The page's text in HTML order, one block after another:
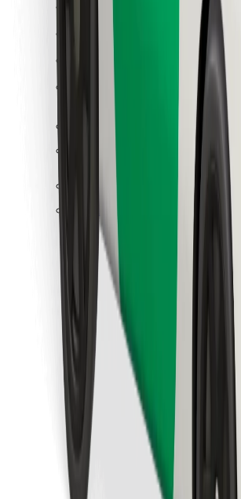
Uvjeti i odredbe
Sigurnost
Zatraži vožnju i putuj kroz nekoliko
Preuzmi aplikaciju Bolt
Pronađi svoje najdraže jelo!
Preuzmi aplikaciju Bolt Food